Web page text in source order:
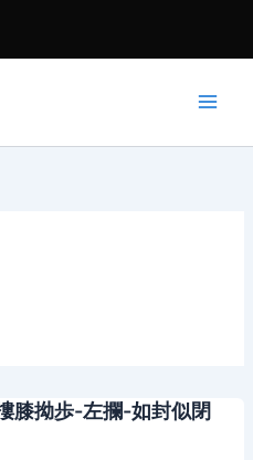
拗歩-左攔-如封似閉